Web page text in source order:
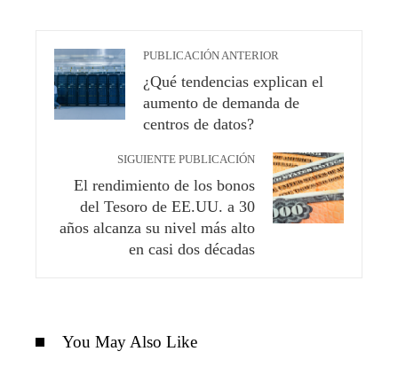
PUBLICACIÓN ANTERIOR
¿Qué tendencias explican el
aumento de demanda de
centros de datos?
SIGUIENTE PUBLICACIÓN
El rendimiento de los bonos
del Tesoro de EE.UU. a 30
años alcanza su nivel más alto
en casi dos décadas
You May Also Like